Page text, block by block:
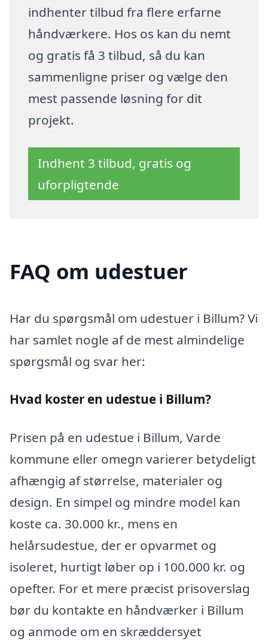
indhenter tilbud fra flere erfarne
håndværkere. Hos os kan du nemt
og gratis få 3 tilbud, så du kan
sammenligne priser og vælge den
mest passende løsning for dit
projekt.
Indhent 3 tilbud, gratis og
uforpligtende
FAQ om udestuer
Har du spørgsmål om udestuer i Billum? Vi
har samlet nogle af de mest almindelige
spørgsmål og svar her:
Hvad koster en udestue i Billum?
Prisen på en udestue i Billum, Varde
kommune eller omegn varierer betydeligt
afhængig af størrelse, materialer og
design. En simpel og mindre model kan
koste ca. 30.000 kr., mens en
helårsudestue, der er opvarmet og
isoleret, hurtigt løber op i 100.000 kr. og
opefter. For et mere præcist prisoverslag
bør du kontakte en håndværker i Billum
og anmode om en skræddersyet